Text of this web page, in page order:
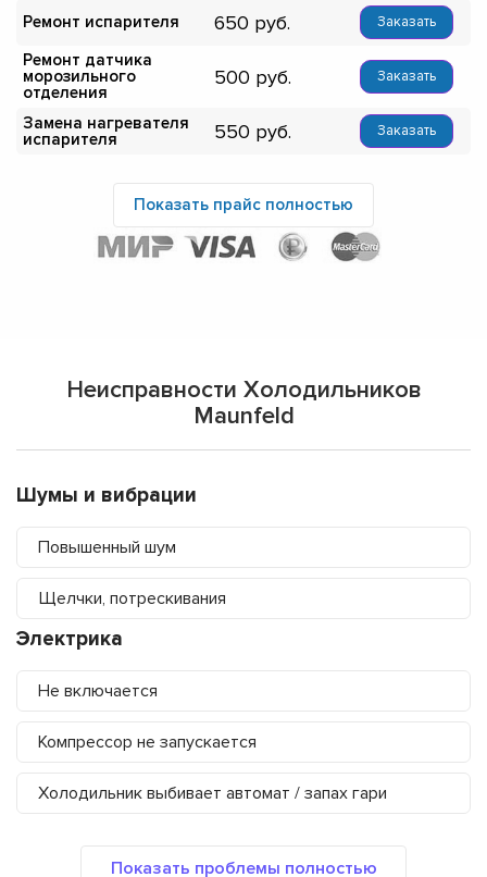
Ремонт испарителя 650 Заказать
Ремонт датчика
морозильного
отделения
500 Заказать
Замена нагревателя
испарителя
550 Заказать
Показать прайс полностью
Неисправности Холодильников
Maunfeld
Шумы и вибрации
Повышенный шум
Щелчки, потрескивания
Электрика
Не включается
Компрессор не запускается
Холодильник выбивает автомат / запах гари